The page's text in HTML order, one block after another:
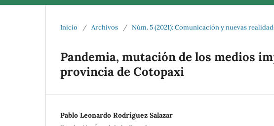
Inicio / Archivos / Núm. 5 (2021): Comunicación y nuevas
Pandemia, mutación de los medios
provincia de Cotopaxi
Pablo Leonardo Rodríguez Salazar